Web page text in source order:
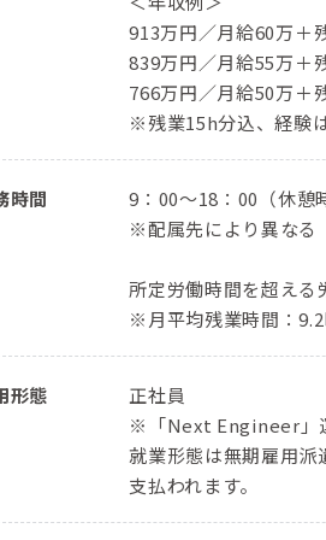
913万円／⽉給60万＋
839万円／⽉給55万＋
766万円／⽉給50万＋
※残業15h分込、経験
時間
9：00〜18：00（休憩
※配属先により異なる
所定労働時間を超える
※月平均残業時間：9.2
形態
正社員
※「Next Engineer」
就業形態は無期雇用派
支払われます。